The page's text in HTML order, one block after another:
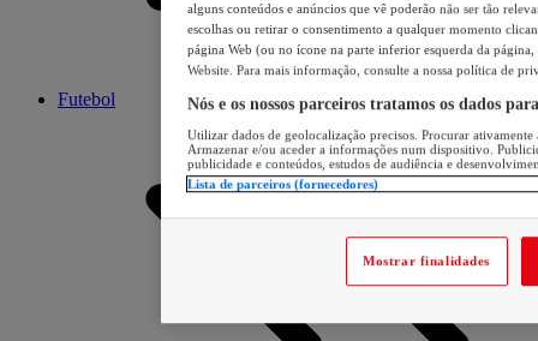
Futebol
alguns conteúdos e anúncios que vê poderão não ser tão
escolhas ou retirar o consentimento a qualquer momento
página Web (ou no ícone na parte inferior esquerda da página,
Website. Para mais informação, consulte a nossa política de
Nós e os nossos parceiros tratamos os dados
Utilizar dados de geolocalização precisos. Procurar
Armazenar e/ou aceder a informações num dispositivo.
publicidade e conteúdos, estudos de audiência e
Lista de parceiros (fornecedores)
Mostrar finalidades